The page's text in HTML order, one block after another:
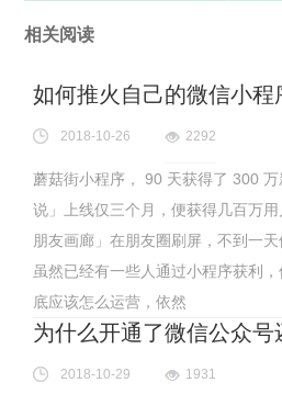
相关阅读
如何推火自己的微信小程
2018-10-26 2292
蘑菇街小程序， 90 天获得了 300
说」上线仅三个月，便获得几百万
朋友画廊」在朋友圈刷屏，不到一
虽然已经有一些人通过小程序获利
底应该怎么运营，依然
为什么开通了微信公众号
2018-10-29 1931